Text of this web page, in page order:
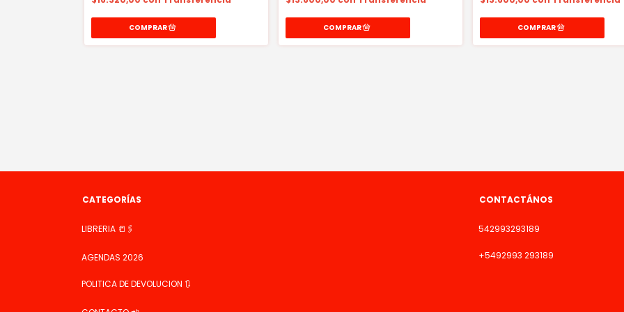
CATEGORÍAS
LIBRERIA 📒🖇️
AGENDAS 2026
POLITICA DE DEVOLUCION 🔃
CONTACTÁNOS
542993293189
+5492993 293189